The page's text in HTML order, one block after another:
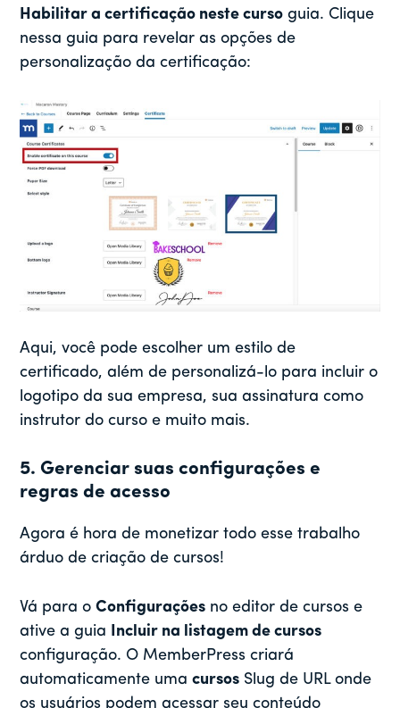
Habilitar a certificação neste curso guia. Clique
nessa guia para revelar as opções de
personalização da certificação:
Aqui, você pode escolher um estilo de
certificado, além de personalizá-lo para incluir o
logotipo da sua empresa, sua assinatura como
instrutor do curso e muito mais.
5. Gerenciar suas configurações e
regras de acesso
Agora é hora de monetizar todo esse trabalho
árduo de criação de cursos!
Vá para oConfigurações no editor de cursos e
ative a guia Incluir na listagem de cursos
configuração. O MemberPress criará
automaticamente umacursos Slug de URL onde
os usuários podem acessar seu conteúdo